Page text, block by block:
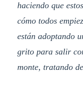
haciendo que
cómo todos
están adoptando
grito para salir
monte, tratando